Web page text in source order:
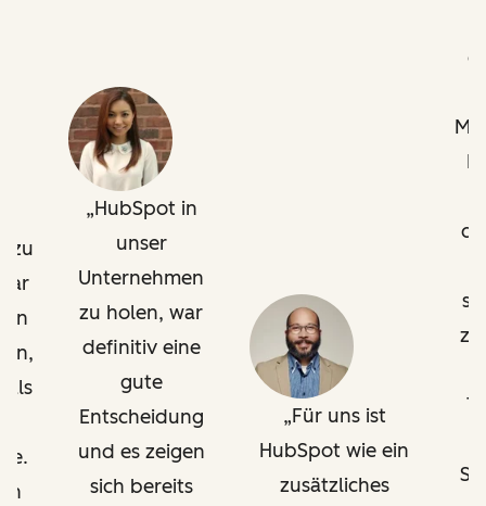
zu
als
HubSpot in
unser
Unternehmen
zu holen, war
definitiv eine
gute
Entscheidung
und es zeigen
sich bereits
Für uns ist
HubSpot wie ein
zusätzliches
zu